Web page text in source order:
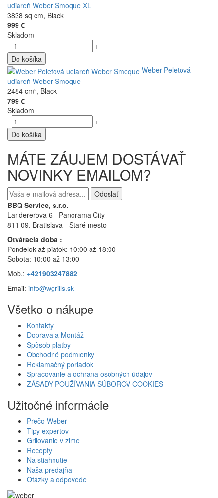
udiareň Weber Smoque XL
3838 sq cm, Black
999 €
Skladom
-
+
Do košíka
Weber Peletová
udiareň Weber Smoque
2484 cm², Black
799 €
Skladom
-
+
Do košíka
MÁTE ZÁUJEM DOSTÁVAŤ
NOVINKY EMAILOM?
Odoslať
BBQ Service, s.r.o.
Landererova 6 - Panorama City
811 09, Bratislava - Staré mesto
Otváracia doba :
Pondelok až piatok: 10:00 až 18:00
Sobota: 10:00 až 13:00
Mob.: +421903247882
Email: info@wgrills.sk
Všetko o nákupe
Kontakty
Doprava a Montáž
Spôsob platby
Obchodné podmienky
Reklamačný poriadok
Spracovanie a ochrana osobných údajov
ZÁSADY POUŽÍVANIA SÚBOROV COOKIES
Užitočné informácie
Prečo Weber
Tipy expertov
Grilovanie v zime
Recepty
Na stiahnutie
Naša predajňa
Otázky a odpovede